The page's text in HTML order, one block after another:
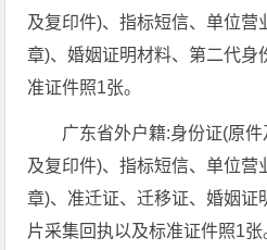
及复印件)、指标短信、单位营
章)、婚姻证明材料、第二代身
准证件照1张。
广东省外户籍:身份证(原
及复印件)、指标短信、单位营
章)、准迁证、迁移证、婚姻证
片采集回执以及标准证件照1张